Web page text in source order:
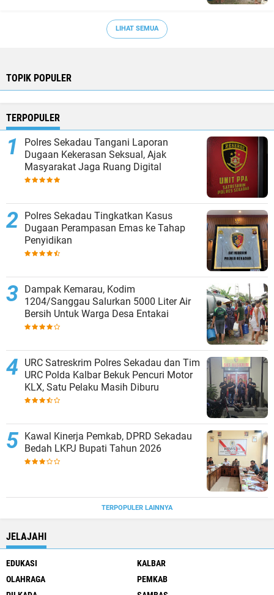
LIHAT SEMUA
TOPIK POPULER
TERPOPULER
Polres Sekadau Tangani Laporan
Dugaan Kekerasan Seksual, Ajak
Masyarakat Jaga Ruang Digital
Polres Sekadau Tingkatkan Kasus
Dugaan Perampasan Emas ke Tahap
Penyidikan
Dampak Kemarau, Kodim
1204/Sanggau Salurkan 5000 Liter Air
Bersih Untuk Warga Desa Entakai
URC Satreskrim Polres Sekadau dan Tim
URC Polda Kalbar Bekuk Pencuri Motor
KLX, Satu Pelaku Masih Diburu
Kawal Kinerja Pemkab, DPRD Sekadau
Bedah LKPJ Bupati Tahun 2026
TERPOPULER LAINNYA
JELAJAHI
EDUKASI
KALBAR
OLAHRAGA
PEMKAB